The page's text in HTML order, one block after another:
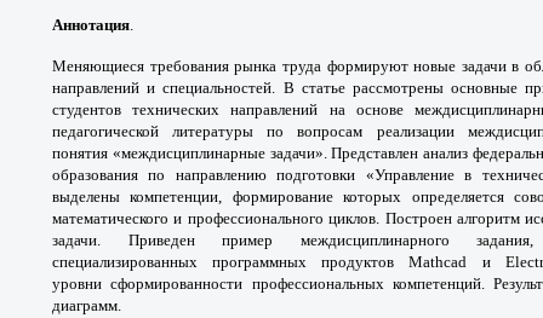
Аннотация.
Меняющиеся требования рынка труда формируют новые задачи в
направленийи специальностей. В статье рассмотреныосновные
студентов технических направлений на основе
педагогической литературыпо вопросам реализации
понятия «междисциплинарные задачи». Представлен анализ
образования по направлениюподготовки «Управление в
выделены компетенции, формирование которых определяется
математического и профессионального циклов. Построен алгоритм
задачи. Приведен пример междисциплинарного
специализированныхпрограммных продуктов Mathcad и
уровнисформированности профессиональных компетенций.
диаграмм.